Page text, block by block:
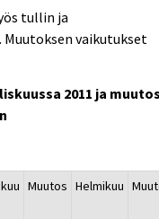
tullin ja
vaikutukset
2011 ja muutos
Muutos Helmikuu